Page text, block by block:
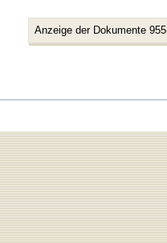
Anzeige der Dokumente